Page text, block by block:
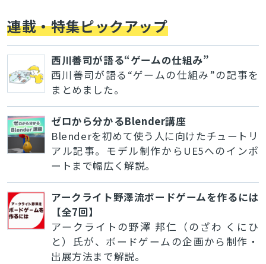
連載・特集ピックアップ
西川善司が語る“ゲームの仕組み”
西川善司が語る“ゲームの仕組み”の記事を
まとめました。
ゼロから分かるBlender講座
Blenderを初めて使う人に向けたチュートリ
アル記事。モデル制作からUE5へのインポ
ートまで幅広く解説。
アークライト野澤流ボードゲームを作るには
【全7回】
アークライトの野澤 邦仁（のざわ くにひ
と）氏が、ボードゲームの企画から制作・
出展方法まで解説。